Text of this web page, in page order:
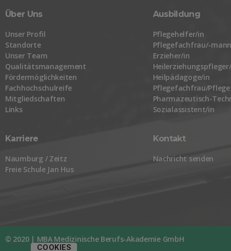
Über Uns
Unser Profil
Standorte
Unser Team
Qualitätsmanagement
Fördermöglichkeiten
Fachhochschulreife
Mitgliedschaften
Links
Ausbildung
Pflegehelfer/in
Pflegefachfrau/-
Erzieher/in
Heilpädagoge/in
Pflegefachfrau/
Pharmazeutisch-
Sozialassistent/in
Karriere
Naumburg / Zeitz
Freie Schule Jan Hus
Kontakt
Nachricht senden
© 2020 | MBA Medizinische Berufs-Akademie GmbH
COOKIES